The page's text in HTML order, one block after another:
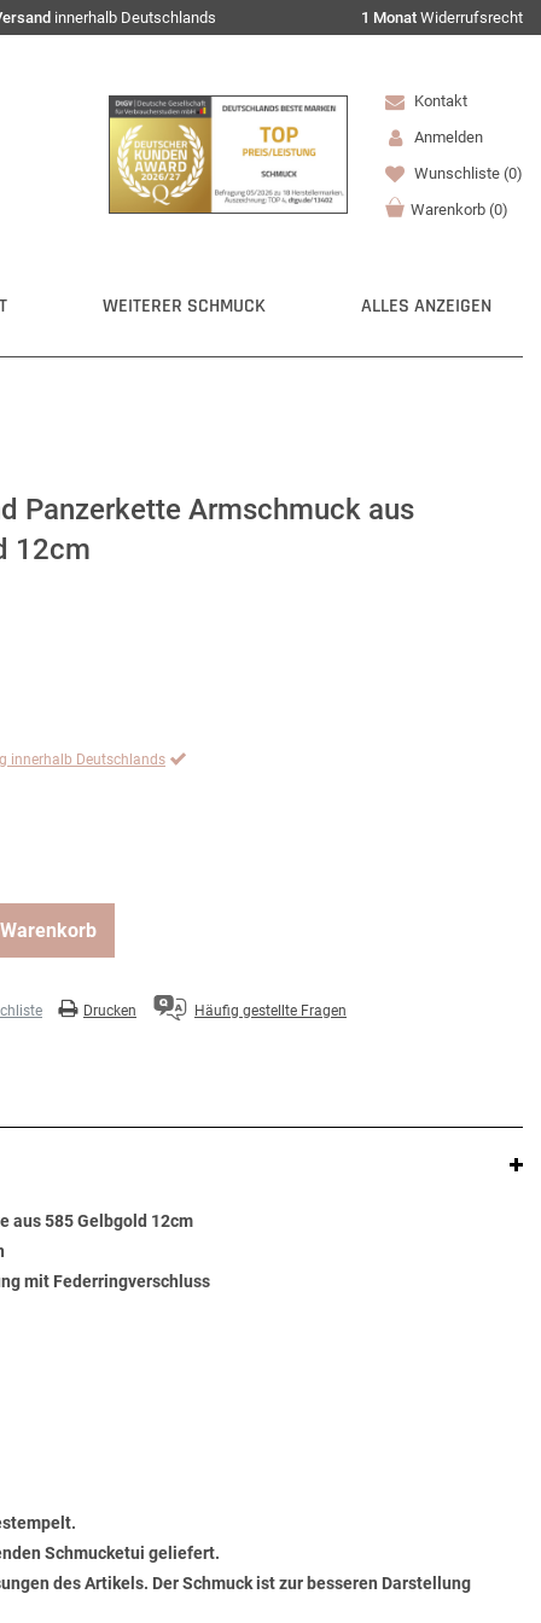
innerhalb Deutschlands 1 Monat Widerrufsrecht
Kontakt
Anmelden
Wunschliste (0)
Warenkorb (0)
WEITERER SCHMUCK ALLES ANZEIGEN
Panzerkette Armschmuck aus
12cm
innerhalb Deutschlands
Drucken Häufig gestellte Fragen
aus 585 Gelbgold 12cm
mit Federringverschluss
Schmucketui geliefert.
des Artikels. Der Schmuck ist zur besseren Darstellung